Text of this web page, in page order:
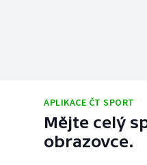
APLIKACE ČT SPORT
Mějte celý
obrazovce.